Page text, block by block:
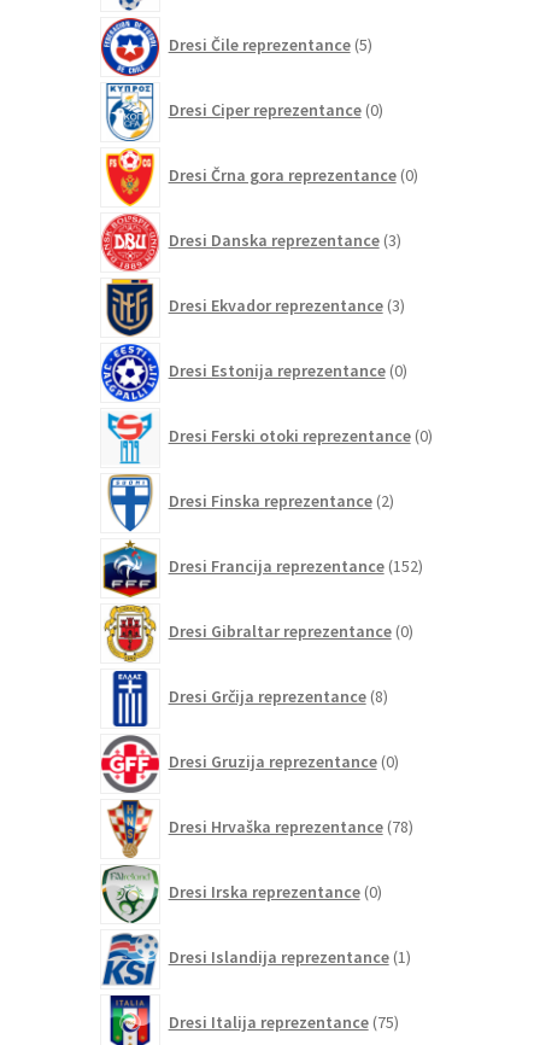
Dresi Čile reprezentance 5izdelkov
Dresi Ciper reprezentance 0izdelkov
Dresi Črna gora reprezentance 0izdelkov
Dresi Danska reprezentance 3izdelki
Dresi Ekvador reprezentance 3izdelki
Dresi Estonija reprezentance 0izdelkov
Dresi Ferski otoki reprezentance 0izdelkov
Dresi Finska reprezentance 2izdelka
Dresi Francija reprezentance 152izdelkov
Dresi Gibraltar reprezentance 0izdelkov
Dresi Grčija reprezentance 8izdelkov
Dresi Gruzija reprezentance 0izdelkov
Dresi Hrvaška reprezentance 78izdelkov
Dresi Irska reprezentance 0izdelkov
Dresi Islandija reprezentance 1izdelek
Dresi Italija reprezentance 75izdelkov